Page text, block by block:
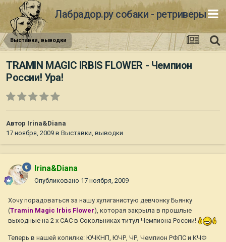
Лабрадор.ру собаки - ретриверы
Выставки, выводки
TRAMIN MAGIC IRBIS FLOWER - Чемпион
России! Ура!
Автор Irina&Diana
17 ноября, 2009 в Выставки, выводки
Irina&Diana
Опубликовано 17 ноября, 2009
Хочу порадоваться за нашу хулиганистую девчонку Бьянку
(Tramin Magic Irbis Flower), которая закрыла в прошлые
выходные на 2 х САС в Сокольниках титул Чемпиона России!
Теперь в нашей копилке: ЮЧКНП, ЮЧР, ЧР, Чемпион РФЛС и КЧФ